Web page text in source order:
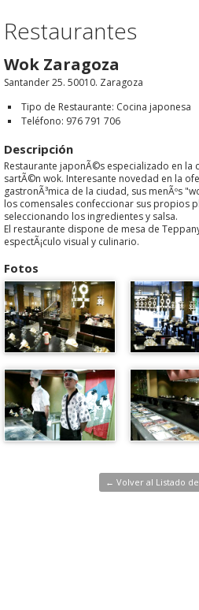
Restaurantes
Wok Zaragoza
Santander 25. 50010. Zaragoza
Tipo de Restaurante: Cocina japonesa
Teléfono: 976 791 706
Descripción
Restaurante japonÃ©s especializado en la
sartÃ©n wok. Interesante novedad en la
gastronÃ³mica de la ciudad, sus menÃºs
los comensales confeccionar sus propios
seleccionando los ingredientes y salsa.
El restaurante dispone de mesa de
espectÃ¡culo visual y culinario.
Fotos
← Volver al Listado